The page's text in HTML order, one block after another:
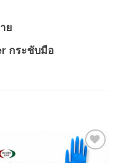
ย
กระชับมือ
Add to